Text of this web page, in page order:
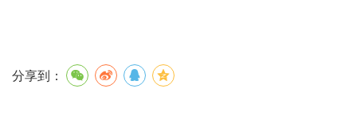
分享到：